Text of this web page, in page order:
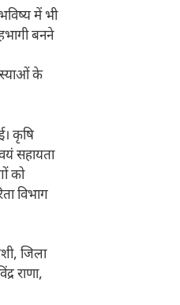
में भी
बनने
के
कृषि
सहायता
को
विभाग
जिला
राणा,